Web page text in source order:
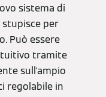
sistema di
per
Può essere
tramite
sull'ampio
regolabile in